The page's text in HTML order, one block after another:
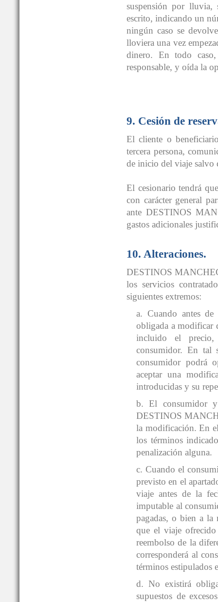
suspensión por
escrito, indicando un
ningún caso se
lloviera una vez
dinero. En todo
responsable, y oída la
9. Cesión de
El cliente o
tercera persona,
de inicio del viaje salvo
El cesionario tendrá
con carácter general
ante DESTINOS
gastos adicionales
10. Alteraciones.
DESTINOS
los servicios
siguientes extremos:
a. Cuando antes
obligada a modificar
incluido el precio,
consumidor. En tal
consumidor podrá
aceptar una
introducidas y su
b. El consumidor y
DESTINOS
la modificación. En
los términos
penalización alguna.
c. Cuando el
previsto en el
viaje antes de la
imputable al
pagadas, o bien a la
que el viaje
reembolso de la
corresponderá al
términos estipulados
d. No existirá
supuestos de